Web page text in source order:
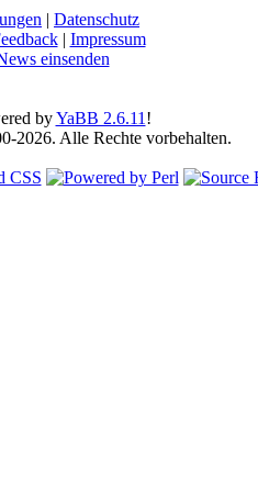
| Datenschutz
| Impressum
einsenden
byYaBB 2.6.11 !
2026. Alle Rechte vorbehalten.